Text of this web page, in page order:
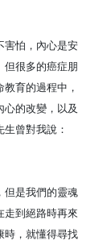
害怕，內心是安
但很多的癌症朋
育的過程中，
心的改變，以及
曾對我說：
但是我們的靈魂
走到絕路時再來
時，就懂得尋找